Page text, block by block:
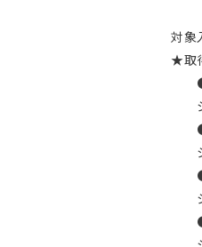
対象
★取
●
シ
●
シ
●
シ
●